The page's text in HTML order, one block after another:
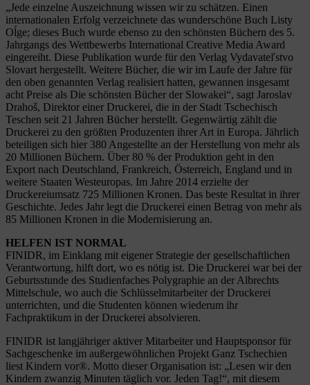
„Jede einzelne Auszeichnung wissen wir zu schätzen. Einen
internationalen Erfolg verzeichnete das wunderschöne Buch Listy
Oĺge; dieses Buch wurde ebenso zu den schönsten Büchern des 5.
Jahrgangs des Wettbewerbs International Creative Media Award
eingereiht. Diese Publikation wurde für den Verlag Vydavateľstvo
Slovart hergestellt. Weitere Bücher, die wir im Laufe der Jahre für
den oben genannten Verlag realisiert hatten, gewannen insgesamt
acht Preise als Die schönsten Bücher der Slowakei“, sagt Jaroslav
Drahoš, Direktor einer Druckerei, die in der Stadt Tschechisch
Teschen seit 21 Jahren Bücher herstellt. Gegenwärtig zählt die
Druckerei zu den größten Produzenten ihrer Art in Europa. Jährlich
beteiligen sich hier 380 Angestellte an der Herstellung von mehr als
20 Millionen Büchern. Über 80 % der Produktion geht in den
Export nach Deutschland, Frankreich, Österreich, England und in
weitere Staaten Westeuropas. Im Jahre 2014 erzielte der
Druckereiumsatz 725 Millionen Kronen. Das beste Resultat in ihrer
Geschichte. Jedes Jahr legt die Druckerei einen Betrag von mehr als
85 Millionen Kronen in die Modernisierung an.
HELFEN IST NORMAL
FINIDR, im Einklang mit eigener Strategie der gesellschaftlichen
Verantwortung, hilft dort, wo es nötig ist. Die Druckerei war bei der
Geburtsstunde des Studienfaches Polygraphie an der Albrechts
Mittelschule, wo auch die Schlüsselmitarbeiter der Druckerei
unterrichten, und die Studenten können wiederum ihr
Fachpraktikum in der Druckerei absolvieren.
FINIDR ist langjähriger aktiver Mitarbeiter und Hauptsponsor für
Sachgeschenke im außergewöhnlichen Projekt Ganz Tschechien
liest Kindern vor®. Motto dieser Organisation ist: „Lesen wir den
Kindern zwanzig Minuten täglich vor. Jeden Tag!“, mit diesem